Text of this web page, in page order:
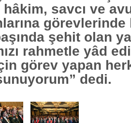
savcı ve
şehit olan
rahmetle yâd
görev yapan
dedi.